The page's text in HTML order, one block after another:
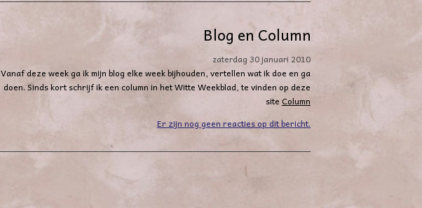
Blog en Column
zaterdag 30 januari 2010
Vanaf deze week ga ik mijn blog elke week bijhouden, vertellen wat ik doe en ga
doen. Sinds kort schrijf ik een column in het Witte Weekblad, te vinden op deze
site Column
Er zijn nog geen reacties op dit bericht.